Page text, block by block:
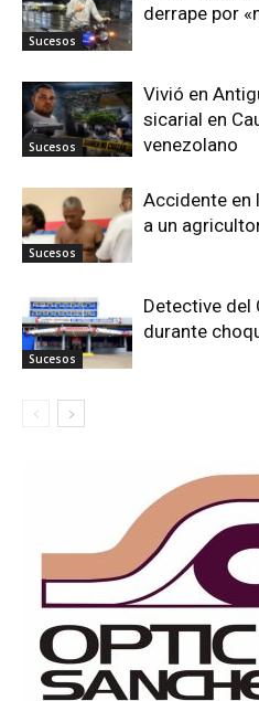
Sucesos
derrape por
Sucesos
Vivió en
sicarial en
venezolano
Sucesos
Accidente en
a un
Sucesos
Detective del
durante